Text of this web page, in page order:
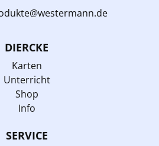
DIERCKE
Karten
Unterricht
Shop
Info
SERVICE